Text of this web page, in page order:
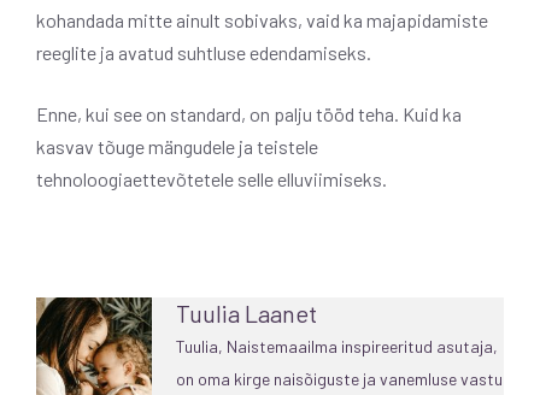
kohandada mitte ainult sobivaks, vaid ka majapidamiste
reeglite ja avatud suhtluse edendamiseks.
Enne, kui see on standard, on palju tööd teha. Kuid ka
kasvav tõuge mängudele ja teistele
tehnoloogiaettevõtetele selle elluviimiseks.
Tuulia Laanet
Tuulia, Naistemaailma inspireeritud asutaja,
on oma kirge naisõiguste ja vanemluse vastu